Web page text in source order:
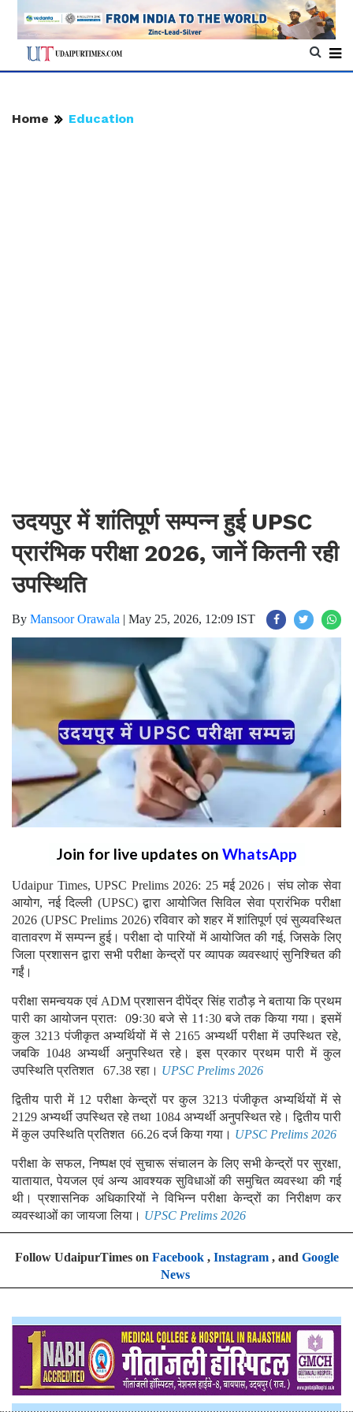
Home Education
उदयपुर में शांतिपूर्ण सम्पन्न हुई UPSC
प्रारंभिक परीक्षा 2026, जानें कितनी रही
उपस्थिति
By Mansoor Orawala | May 25, 2026, 12:09 IST
Join for live updates on WhatsApp
Udaipur Times, UPSC Prelims 2026: 25 मई 2026। संघ लोक सेवा
आयोग, नई दिल्ली (UPSC) द्वारा आयोजित सिविल सेवा प्रारंभिक परीक्षा
2026 (UPSC Prelims 2026) रविवार को शहर में शांतिपूर्ण एवं सुव्यवस्थित
वातावरण में सम्पन्न हुई। परीक्षा दो पारियों में आयोजित की गई, जिसके लिए
जिला प्रशासन द्वारा सभी परीक्षा केन्द्रों पर व्यापक व्यवस्थाएं सुनिश्चित की
गईं।
परीक्षा समन्वयक एवं ADM प्रशासन दीपेंद्र सिंह राठौड़ ने बताया कि प्रथम
पारी का आयोजन प्रातः 09ः30 बजे से 11ः30 बजे तक किया गया। इसमें
कुल 3213 पंजीकृत अभ्यर्थियों में से 2165 अभ्यर्थी परीक्षा में उपस्थित रहे,
जबकि 1048 अभ्यर्थी अनुपस्थित रहे। इस प्रकार प्रथम पारी में कुल
उपस्थिति प्रतिशत 67.38 रहा। UPSC Prelims 2026
द्वितीय पारी में 12 परीक्षा केन्द्रों पर कुल 3213 पंजीकृत अभ्यर्थियों में से
2129 अभ्यर्थी उपस्थित रहे तथा 1084 अभ्यर्थी अनुपस्थित रहे। द्वितीय पारी
में कुल उपस्थिति प्रतिशत 66.26 दर्ज किया गया। UPSC Prelims 2026
परीक्षा के सफल, निष्पक्ष एवं सुचारू संचालन के लिए सभी केन्द्रों पर सुरक्षा,
यातायात, पेयजल एवं अन्य आवश्यक सुविधाओं की समुचित व्यवस्था की गई
थी। प्रशासनिक अधिकारियों ने विभिन्न परीक्षा केन्द्रों का निरीक्षण कर
व्यवस्थाओं का जायजा लिया। UPSC Prelims 2026
Follow UdaipurTimes on Facebook, Instagram, and Google
News